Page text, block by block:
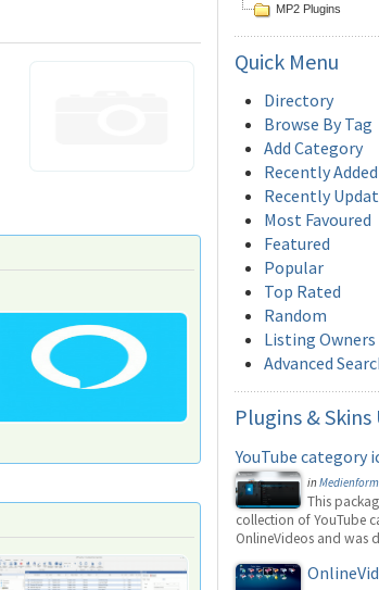
MP2 Plugins
Quick Menu
Directory
Browse By Tag
Add Category
Recently Added
Recently
Most Favoured
Featured
Popular
Top Rated
Random
Listing Owners
Advanced
Plugins &
YouTube category
in
This
collection of YouTube
OnlineVideos and was